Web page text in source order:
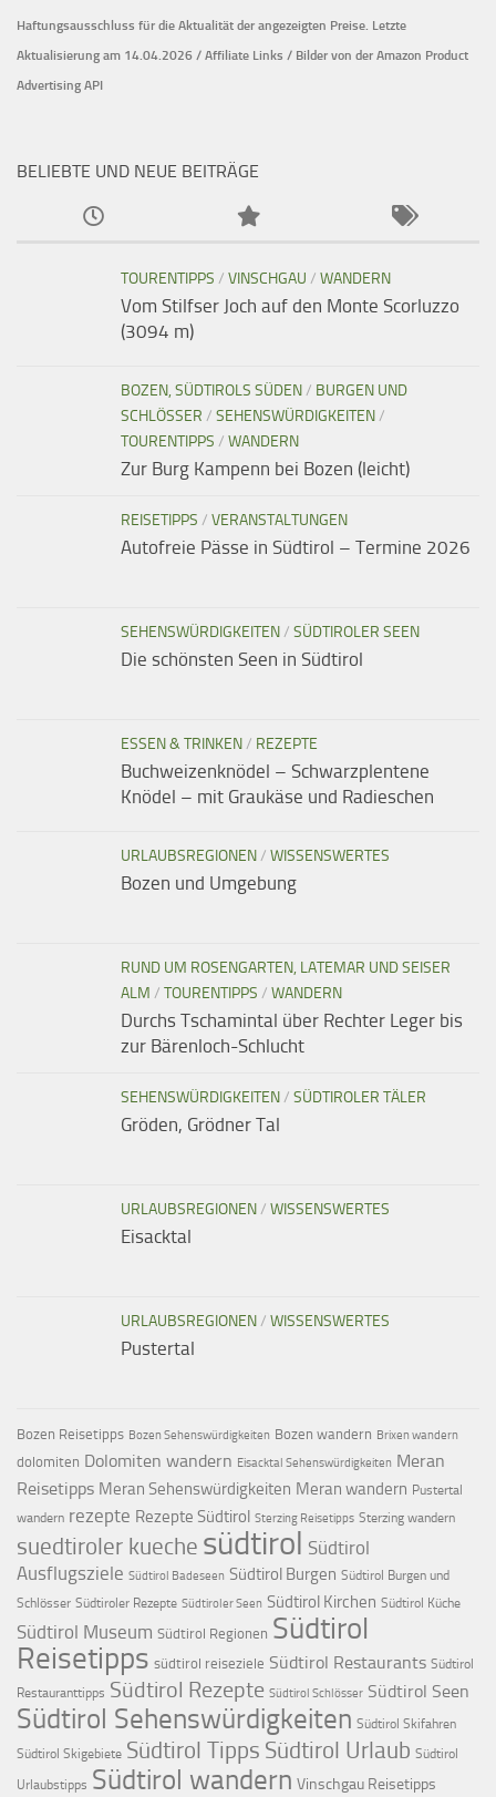
Haftungsausschluss für die Aktualität der angezeigten Preise. Letzte
Aktualisierung am 14.04.2026 / Affiliate Links / Bilder von der Amazon Product
Advertising API
BELIEBTE UND NEUE BEITRÄGE
TOURENTIPPS / VINSCHGAU / WANDERN
Vom Stilfser Joch auf den Monte Scorluzzo
(3094 m)
BOZEN, SÜDTIROLS SÜDEN/ BURGEN UND
SCHLÖSSER / SEHENSWÜRDIGKEITEN/
TOURENTIPPS / WANDERN
Zur Burg Kampenn bei Bozen (leicht)
REISETIPPS / VERANSTALTUNGEN
Autofreie Pässe in Südtirol – Termine 2026
SEHENSWÜRDIGKEITEN/ SÜDTIROLER SEEN
Die schönsten Seen in Südtirol
ESSEN & TRINKEN/ REZEPTE
Buchweizenknödel – Schwarzplentene
Knödel – mit Graukäse und Radieschen
URLAUBSREGIONEN/ WISSENSWERTES
Bozen und Umgebung
RUND UM ROSENGARTEN, LATEMAR UND SEISER
ALM / TOURENTIPPS / WANDERN
Durchs Tschamintal über Rechter Leger bis
zur Bärenloch-Schlucht
SEHENSWÜRDIGKEITEN/ SÜDTIROLER TÄLER
Gröden, Grödner Tal
URLAUBSREGIONEN/ WISSENSWERTES
Eisacktal
URLAUBSREGIONEN/ WISSENSWERTES
Pustertal
Bozen Reisetipps Bozen Sehenswürdigkeiten Bozen wandern Brixen wandern
dolomiten Dolomiten wandern Eisacktal Sehenswürdigkeiten Meran
Reisetipps Meran Sehenswürdigkeiten Meran wandern Pustertal
wandern rezepte Rezepte Südtirol Sterzing Reisetipps Sterzing wandern
suedtiroler kueche südtirol Südtirol
Ausflugsziele Südtirol Badeseen Südtirol Burgen Südtirol Burgen und
Schlösser Südtiroler Rezepte Südtiroler Seen Südtirol Kirchen Südtirol Küche
Südtirol Museum Südtirol Regionen Südtirol
Reisetipps südtirol reiseziele Südtirol Restaurants Südtirol
Restauranttipps Südtirol Rezepte Südtirol Schlösser Südtirol Seen
Südtirol Sehenswürdigkeiten Südtirol Skifahren
Südtirol Skigebiete Südtirol Tipps Südtirol Urlaub Südtirol
Urlaubstipps Südtirol wandern Vinschgau Reisetipps